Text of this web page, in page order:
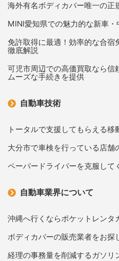
海外有名ボディカバー唯一の正
MINI愛知県での魅力的な新車
免許取得に最適！効率的な合宿
徹底解説
可児市周辺での高価買取なら
ムーズな手続きを提供
自動車技術
トータルで支援してもらえる移
大分市で車検を行っている店舗
ペーパードライバーを克服して
自動車業界について
沖縄へ行くならポケットレンタ
ボディカバーの販売業者をお探
経理の事務量を削減するガソリ